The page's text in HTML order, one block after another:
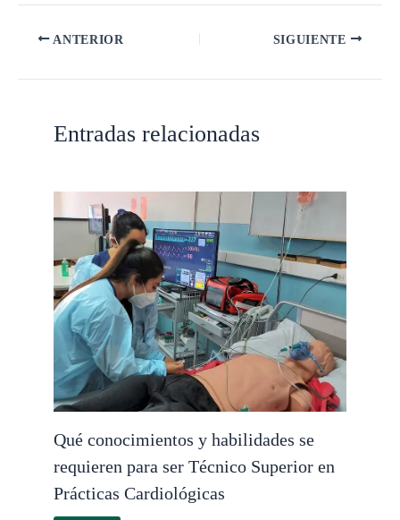
ANTERIOR SIGUIENTE
Entradas relacionadas
Qué conocimientos y habilidades se
requieren para ser Técnico Superior en
Prácticas Cardiológicas